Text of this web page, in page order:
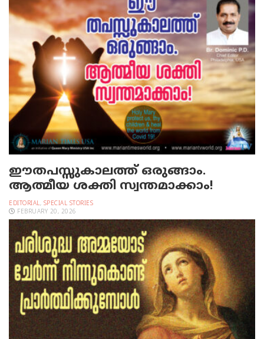
ഈതപസ്സുകാലത്ത് ഒരുങ്ങാം.
ആത്മീയ ശക്തി സ്വന്തമാക്കാം!
EDITORIAL, SPECIAL STORIES
FEBRUARY 20, 2026